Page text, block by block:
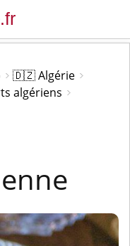
🇩🇿 Algérie
algériens